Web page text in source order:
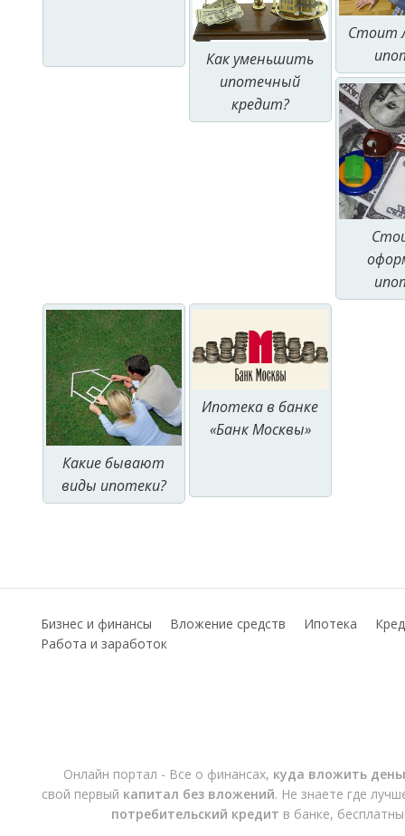
Как уменьшить
ипотечный
кредит?
Стоит
Какие бывают
виды ипотеки?
Ипотека в банке
«Банк Москвы»
Бизнес и финансы Вложение средств Ипотека
Работа и заработок
Онлайн портал - Все о финансах, куда вложить
свой первый капитал без вложений. Не знаете где
потребительский кредит в банке,